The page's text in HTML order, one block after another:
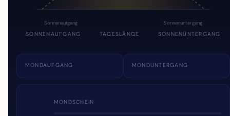
Sonnenaufgang Sonnenuntergang
SONNENAUFGANG TAGESLÄNGE SONNENUNTERGANG
MONDAUFGANG MONDUNTERGANG
MONDSCHEIN